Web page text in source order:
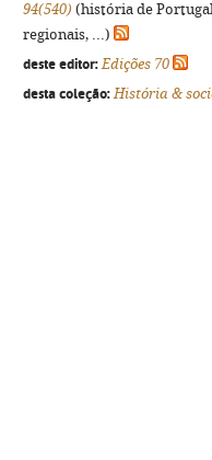
94(540) (história de
regionais, ...)
deste editor: Edições 70
desta coleção: História &